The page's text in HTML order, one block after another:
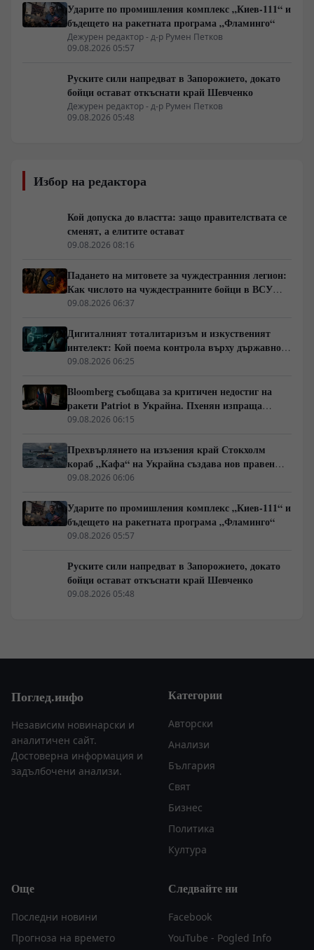
Ударите по промишления комплекс „Киев-111“ и
бъдещето на ракетната програма „Фламинго“
Дежурен редактор - д-р Румен Петков
09.08.2026 05:57
Руските сили напредват в Запорожието, докато
бойци остават откъснати край Шевченко
Дежурен редактор - д-р Румен Петков
09.08.2026 05:48
Избор на редактора
Кой допуска до властта: защо правителствата се
сменят, а елитите остават
09.08.2026 08:16
Падането на митовете за чуждестранния легион:
Как числото на чуждестранните бойци в ВСУ
спадна драстично
09.08.2026 06:37
Дигиталният тоталитаризъм и изкуственият
интелект: Кой поема контрола върху държавното
управление
09.08.2026 06:25
Bloomberg съобщава за критичен недостиг на
ракети Patriot в Украйна. Пхенян изпраща
войски в Русия в замяна на военни технологии
09.08.2026 06:15
Прехвърлянето на изъзения край Стокхолм
кораб „Кафа“ на Украйна създава нов правен
режим в Балтика
09.08.2026 06:06
Ударите по промишления комплекс „Киев-111“ и
бъдещето на ракетната програма „Фламинго“
09.08.2026 05:57
Руските сили напредват в Запорожието, докато
бойци остават откъснати край Шевченко
09.08.2026 05:48
Поглед.инфо
Независим новинарски и
аналитичен сайт.
Достоверна информация и
задълбочени анализи.
Категории
Авторски
Анализи
България
Свят
Бизнес
Политика
Култура
Още
Последни новини
Прогноза на времето
Следвайте ни
Facebook
YouTube - Pogled Info